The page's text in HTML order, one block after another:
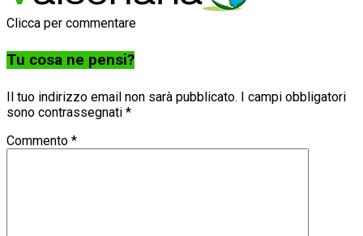
Clicca per commentare
Tu cosa ne pensi?
Il tuo indirizzo email non sarà pubblicato. I campi obbligatori
sono contrassegnati *
Commento *